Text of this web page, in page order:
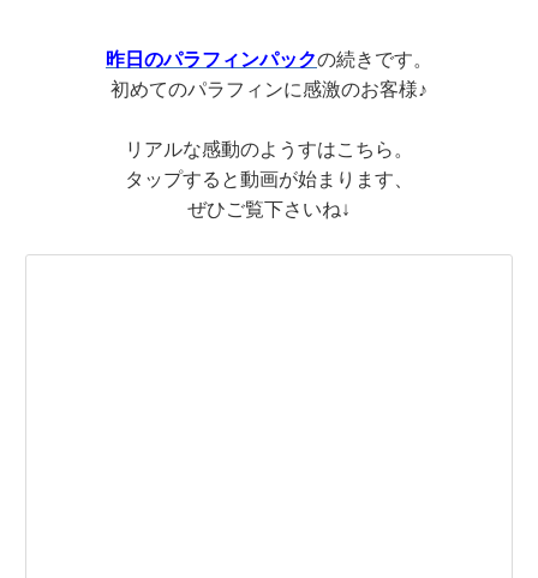
昨日のパラフィンパックの続きです。
初めてのパラフィンに感激のお客様♪
リアルな感動のようすはこちら。
タップすると動画が始まります、
ぜひご覧下さいね↓